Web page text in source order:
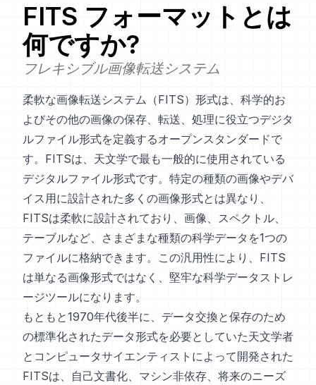
FITS フォーマットとは
何ですか?
フレキシブル画像転送システム
柔軟な画像転送システム（FITS）形式は、科学的お
よびその他の画像の保存、転送、処理に役立つデジタ
ルファイル形式を定義するオープンスタンダードで
す。FITSは、天文学で最も一般的に使用されている
デジタルファイル形式です。特定の種類の画像やデバ
イス用に設計された多くの画像形式とは異なり、
FITSは柔軟に設計されており、画像、スペクトル、
テーブルなど、さまざまな種類の科学データを1つの
ファイルに格納できます。この汎用性により、FITS
は単なる画像形式ではなく、堅牢な科学データストレ
ージツールになります。
もともと1970年代後半に、データ交換と保存のため
の標準化されたデータ形式を必要としていた天文学者
とコンピュータサイエンティストによって開発された
FITSは、自己文書化、マシン非依存、将来のニーズ